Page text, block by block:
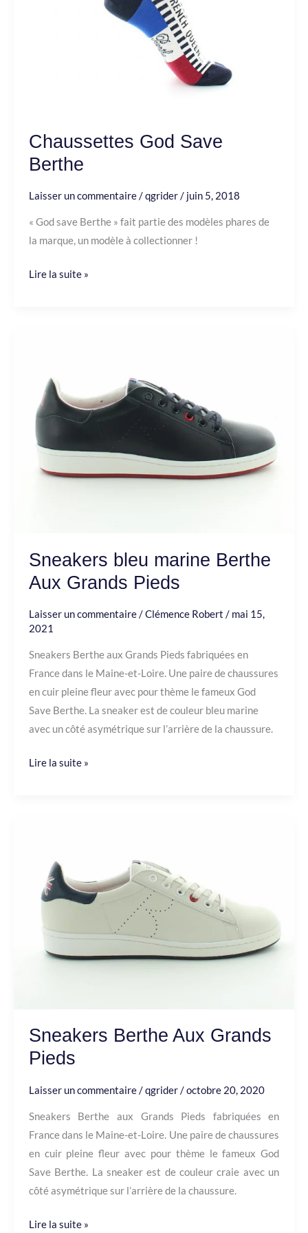
Chaussettes God Save
Berthe
Laisser un commentaire/qgrider/ juin 5, 2018
« God save Berthe » fait partie des modèles phares de
la marque, un modèle à collectionner !
Lire la suite »
Sneakers bleu marine Berthe
Aux Grands Pieds
Laisser un commentaire/Clémence Robert / mai 15,
2021
Sneakers Berthe aux Grands Pieds fabriquées en
France dans le Maine-et-Loire. Une paire de chaussures
en cuir pleine fleur avec pour thème le fameux God
Save Berthe. La sneaker est de couleur bleu marine
avec un côté asymétrique sur l’arrière de la chaussure.
Berthe
Aux
Pieds
Lire la suite »
Sneakers Berthe Aux Grands
Pieds
Laisser un commentaire/qgrider/octobre 20, 2020
Sneakers Berthe aux Grands Pieds fabriquées en
France dans le Maine-et-Loire. Une paire de chaussures
en cuir pleine fleur avec pour thème le fameux God
Save Berthe. La sneaker est de couleur craie avec un
côté asymétrique sur l’arrière de la chaussure.
Grands
Pieds
Lire la suite »